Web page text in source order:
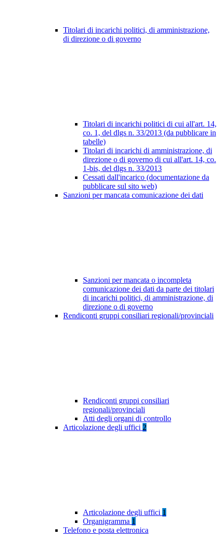
Titolari di incarichi politici, di amministrazione,
di direzione o di governo
Titolari di incarichi politici di cui all'art. 14,
co. 1, del dlgs n. 33/2013 (da pubblicare in
tabelle)
Titolari di incarichi di amministrazione, di
direzione o di governo di cui all'art. 14, co.
1-bis, del dlgs n. 33/2013
Cessati dall'incarico (documentazione da
pubblicare sul sito web)
Sanzioni per mancata comunicazione dei dati
Sanzioni per mancata o incompleta
comunicazione dei dati da parte dei titolari
di incarichi politici, di amministrazione, di
direzione o di governo
Rendiconti gruppi consiliari regionali/provinciali
Rendiconti gruppi consiliari
regionali/provinciali
Atti degli organi di controllo
Articolazione degli uffici 2
Articolazione degli uffici 1
Organigramma 1
Telefono e posta elettronica